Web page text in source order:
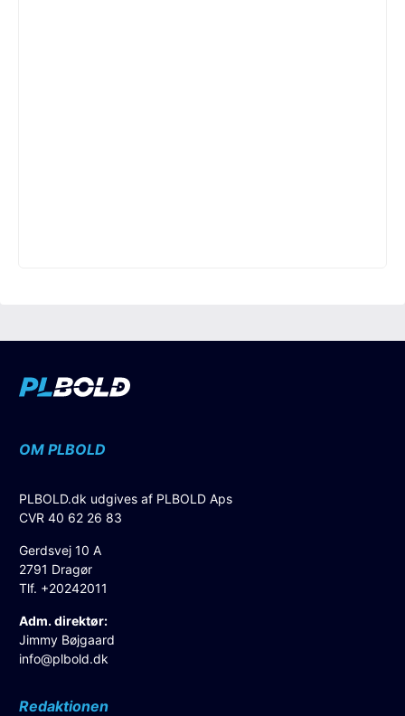
OM PLBOLD
PLBOLD.dk udgives af PLBOLD Aps
CVR 40 62 26 83
Gerdsvej 10 A
2791 Dragør
Tlf. +20242011
Adm. direktør:
Jimmy Bøjgaard
info@plbold.dk
Redaktionen